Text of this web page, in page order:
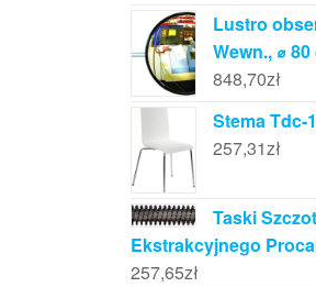
Lustro
Wewn., ⌀ 80
848,70zł
Stema Tdc-
257,31zł
Taski
Ekstrakcyjnego
257,65zł